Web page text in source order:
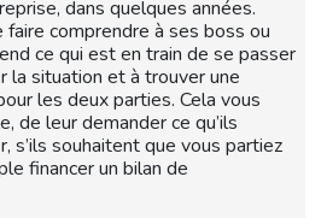
dans quelques années.
faire comprendre à ses boss ou
ce qui est en train de se passer
la situation et à trouver une
les deux parties. Cela vous
de leur demander ce qu’ils
s’ils souhaitent que vous partiez
financer un bilan de